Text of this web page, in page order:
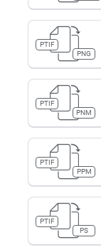
PTIF
PNG
PTIF
PNM
PTIF
PPM
PTIF
PS